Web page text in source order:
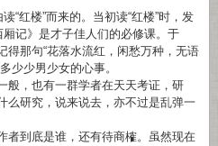
红楼”而来的。当初读“红楼”时，发
厢记》是才子佳人们的必修课。于
得那句“花落水流红，闲愁万种，无语
少少男少女的心事。
，也有一群学者在天天考证，研
么研究，说来说去，亦不过是乱弹一
到底是谁，还有待商榷。虽然现在